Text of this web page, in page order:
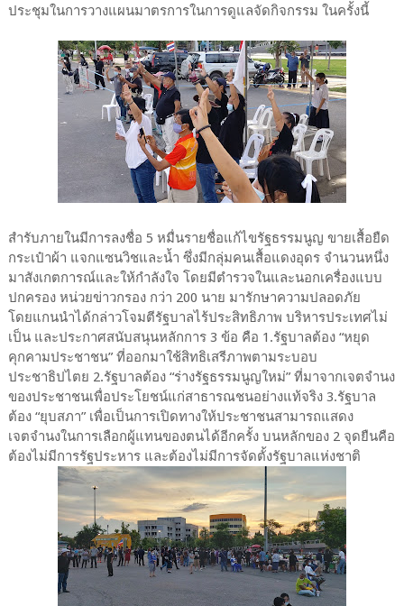
ประชุมในการวางแผนมาตรการในการดูแลจัดกิจกรรม ในครั้งนี้
สำรับภายในมีการลงชื่อ 5 หมื่นรายชื่อแก้ไขรัฐธรรมนูญ ขายเสื้อยืด
กระเป๋าผ้า แจกแซนวิชและน้ำ ซึ่งมีกลุ่มคนเสื้อแดงอุดร จำนวนหนึ่ง
มาสังเกตการณ์และให้กำลังใจ โดยมีตำรวจในและนอกเครื่องแบบ
ปกครอง หน่วยข่าวกรอง กว่า 200 นาย มารักษาความปลอดภัย
โดยแกนนำได้กล่าวโจมตีรัฐบาลไร้ประสิทธิภาพ บริหารประเทศไม่
เป็น และประกาศสนับสนุนหลักการ 3 ข้อ คือ 1.รัฐบาลต้อง “หยุด
คุกคามประชาชน” ที่ออกมาใช้สิทธิเสรีภาพตามระบอบ
ประชาธิปไตย 2.รัฐบาลต้อง “ร่างรัฐธรรมนูญใหม่” ที่มาจากเจตจำนง
ของประชาชนเพื่อประโยชน์แก่สาธารณชนอย่างแท้จริง 3.รัฐบาล
ต้อง “ยุบสภา” เพื่อเป็นการเปิดทางให้ประชาชนสามารถแสดง
เจตจำนงในการเลือกผู้แทนของตนได้อีกครั้ง บนหลักของ 2 จุดยืนคือ
ต้องไม่มีการรัฐประหาร และต้องไม่มีการจัดตั้งรัฐบาลแห่งชาติ